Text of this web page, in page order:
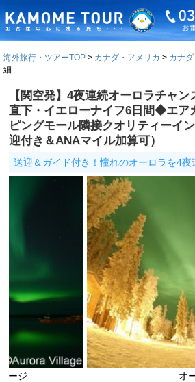
海外旅行・ツアーTOP カナダ・アメリカ カナダ
細
【関空発】4夜連続オーロラチャ
直下・イエローナイフ6日間◆エア
ピングモール隣接クオリティーイ
迎付き＆ANAマイル加算可）
送迎＆ガイド付き！憧れのオーロラを4夜
オーロラ観賞/イメ